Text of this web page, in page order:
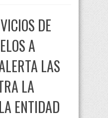
DE
A
LAS
LA
ENTIDAD